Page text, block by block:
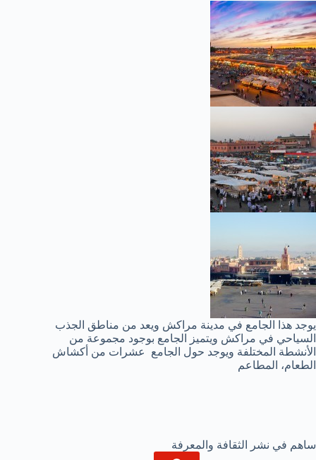
يوجد هذا الجامع في مدينة مراكش ويعد من مناطق الجذب
السياحي في مراكش ويتميز الجامع بوجود مجموعة من
الأنشطة المختلفة ويوجد حول الجامع عشرات من أكشاش
الطعام، المطاعم
ساهم في نشر الثقافة والمعرفة